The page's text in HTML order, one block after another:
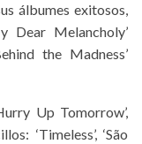
álbumes exitosos,
Dear Melancholy’
the Madness’
Up Tomorrow’,
‘Timeless’, ‘São